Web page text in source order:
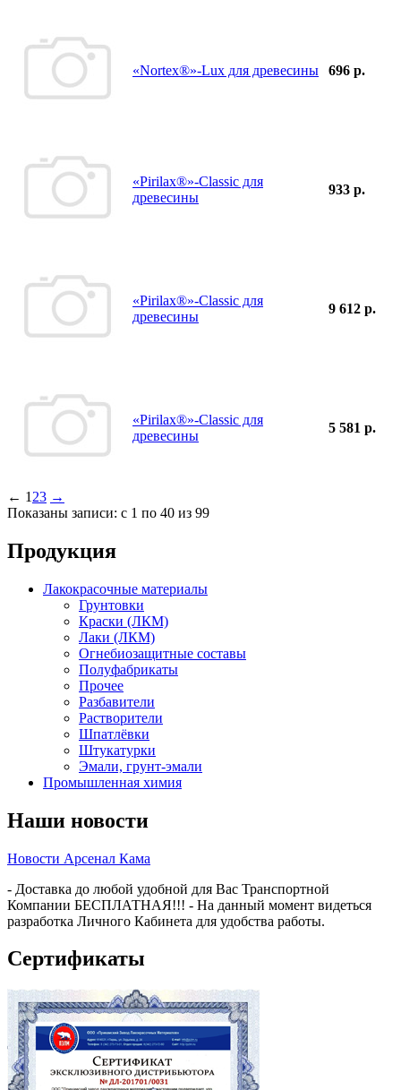
«Nortex®»-Lux для древесины 696 р.
«Pirilax®»-Classic для
древесины
933 р.
«Pirilax®»-Classic для
древесины
9 612 р.
«Pirilax®»-Classic для
древесины
5 581 р.
← 1 23 →
Показаны записи: с 1 по 40 из 99
Продукция
Лакокрасочные материалы
Грунтовки
Краски (ЛКМ)
Лаки (ЛКМ)
Огнебиозащитные составы
Полуфабрикаты
Прочее
Разбавители
Растворители
Шпатлёвки
Штукатурки
Эмали, грунт-эмали
Промышленная химия
Наши новости
Новости Арсенал Кама
- Доставка до любой удобной для Вас Транспортной
Компании БЕСПЛАТНАЯ!!! - На данный момент видеться
разработка Личного Кабинета для удобства работы.
Сертификаты